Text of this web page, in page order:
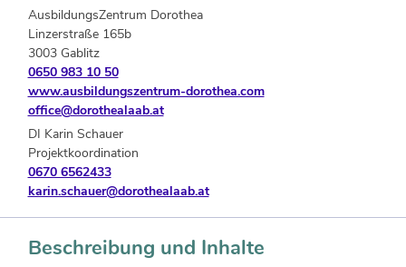
AusbildungsZentrum Dorothea
Linzerstraße 165b
3003 Gablitz
0650 983 10 50
www.ausbildungszentrum-dorothea.com
office@dorothealaab.at
DI Karin Schauer
Projektkoordination
0670 6562433
karin.schauer@dorothealaab.at
Beschreibung und Inhalte